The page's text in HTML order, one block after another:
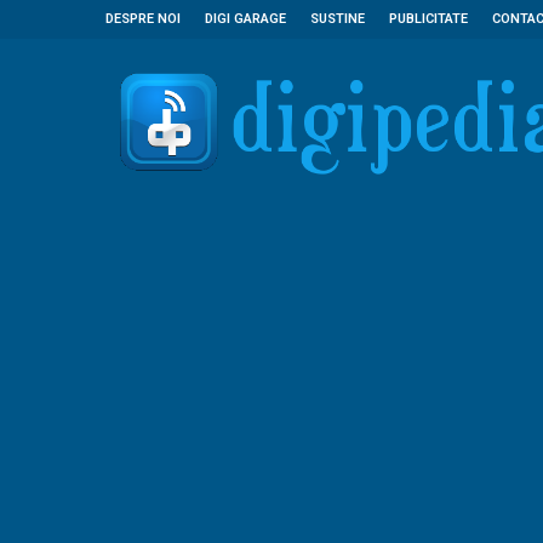
DESPRE NOI DIGI GARAGE SUSTINE PUBLICITATE